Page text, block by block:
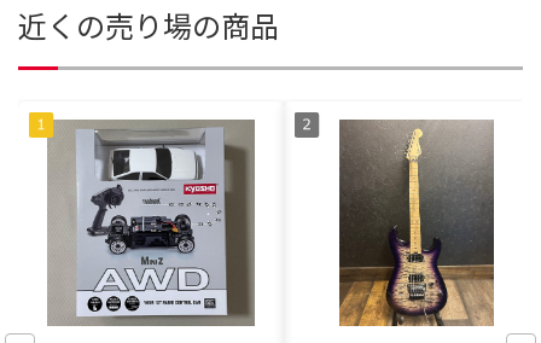
近くの売り場の商品